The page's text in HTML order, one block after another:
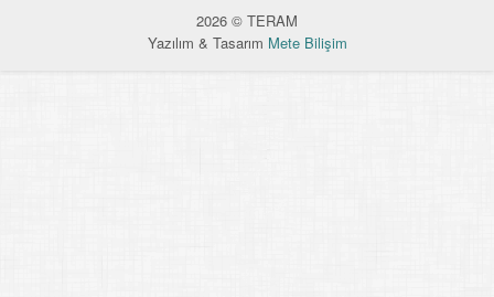
2026 © TERAM
Yazılım & Tasarım Mete Bilişim